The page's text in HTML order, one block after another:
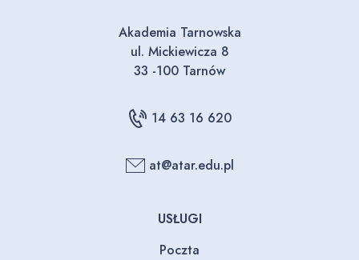
Akademia Tarnowska
ul. Mickiewicza 8
33 -100 Tarnów
14 63 16 620
at@atar.edu.pl
USŁUGI
Poczta